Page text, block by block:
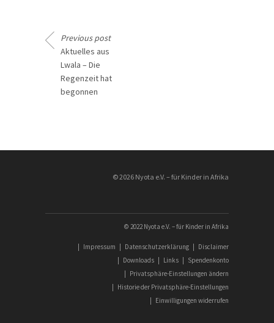
Previous post
Aktuelles aus
Lwala – Die
Regenzeit hat
begonnen
© 2026 Nyota e.V. – für Kinder in Afrika
© 2022 Nyota e.V. – für Kinder in Afrika
Impressum Datenschutzerklärung
Disclaimer
Downloads Links
Spendenkonto
Privatsphäre-Einstellungen ändern
Historie der Privatsphäre-Einstellungen
Einwilligungen widerrufen